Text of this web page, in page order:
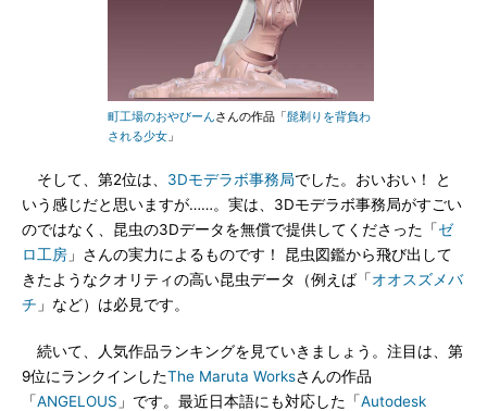
町工場のおやびーんさんの作品「髭剃りを背負わ
される少女 」
そして、第2位は、 3Dモデラボ事務局でした。おいおい！ と
いう感じだと思いますが……。実は、3Dモデラボ事務局がすごい
のではなく、昆虫の3Dデータを無償で提供してくださった「ゼ
ロ工房 」さんの実力によるものです！ 昆虫図鑑から飛び出して
きたようなクオリティの高い昆虫データ（例えば「オオスズメバ
チ 」など）は必見です。
続いて、人気作品ランキングを見ていきましょう。注目は、第
9位にランクインしたThe Maruta Worksさんの作品
「ANGELOUS 」です。最近日本語にも対応した「Autodesk